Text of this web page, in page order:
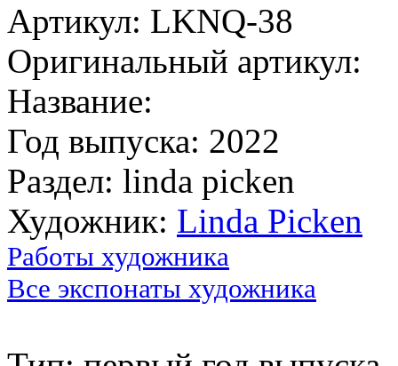
Артикул: LKNQ-38
Оригинальный артикул:
Название:
Год выпуска: 2022
Раздел: linda picken
Художник: Linda Picken
Работы художника
Все экспонаты художника